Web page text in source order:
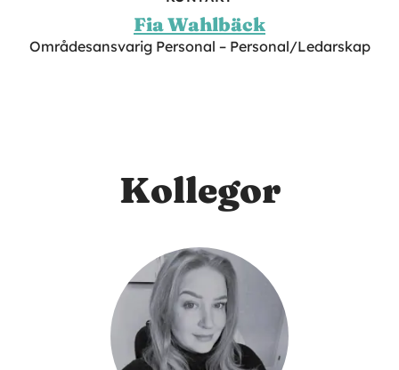
Fia Wahlbäck
Områdesansvarig Personal – Personal/Ledarskap
Kollegor